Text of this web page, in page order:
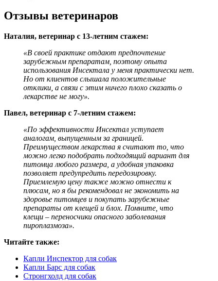
Отзывы ветеринаров
Наталия, ветеринар с 13-летним стажем:
«В своей практике отдают предпочтение
зарубежным препаратам, поэтому опыта
использования Инсектала у меня практически нет.
Но от клиентов слышала положительные
отклики, а связи с этим ничего плохо сказать о
лекарстве не могу».
Павел, ветеринар с 7-летним стажем:
«По эффективности Инсектал уступает
аналогам, выпущенным за границей.
Преимуществом лекарства я считают то, что
можно легко подобрать подходящий вариант для
питомца любого размера, а удобная упаковка
позволяет предупредить передозировку.
Приемлемую цену также можно отнести к
плюсам, но я бы рекомендовал не экономить на
здоровье питомцев и покупать зарубежные
препараты от клещей и блох. Помните, что
клещи – переносчики опасного заболевания
пироплазмоза».
Читайте также:
Капли Инспектор для собак
Капли Барс для собак
Стронгхолд для собак